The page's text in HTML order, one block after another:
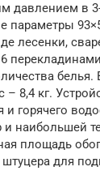
давлением в
параметры
лесенки,
белья.
8,4 кг.
и горячего
наибольшей
площадь
для